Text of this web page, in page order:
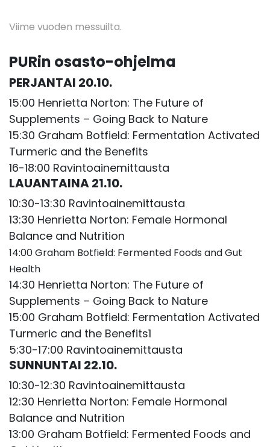
Viime vuoden messuilta.
PURin osasto-ohjelma
PERJANTAI 20.10.
15:00 Henrietta Norton: The Future of
Supplements – Going Back to Nature
15:30 Graham Botfield: Fermentation Activated
Turmeric and the Benefits
16-18:00 Ravintoainemittausta
LAUANTAINA 21.10.
10:30-13:30 Ravintoainemittausta
13:30 Henrietta Norton: Female Hormonal
Balance and Nutrition
14:00 Graham Botfield: Fermented Foods and Gut
Health
14:30 Henrietta Norton: The Future of
Supplements – Going Back to Nature
15:00 Graham Botfield: Fermentation Activated
Turmeric and the Benefits1
5:30-17:00 Ravintoainemittausta
SUNNUNTAI 22.10.
10:30-12:30 Ravintoainemittausta
12:30 Henrietta Norton: Female Hormonal
Balance and Nutrition
13:00 Graham Botfield: Fermented Foods and